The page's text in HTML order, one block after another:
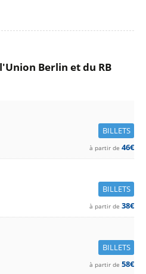
Berlin et du RB
BILLETS
à partir de 46€
BILLETS
à partir de 38€
BILLETS
à partir de 58€